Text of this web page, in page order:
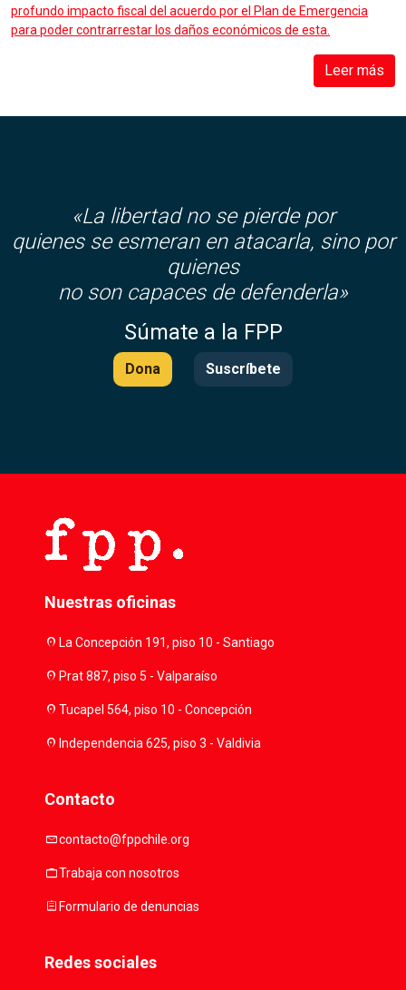
profundo impacto fiscal del acuerdo por el Plan de Emergencia
para poder contrarrestar los daños económicos de esta.
Leer más
«La libertad no se pierde por
quienes se esmeran en atacarla, sino por
quienes
no son capaces de defenderla»
Súmate a la FPP
Dona Suscríbete
Nuestras oficinas
location_onLa Concepción 191, piso 10 - Santiago
location_onPrat 887, piso 5 - Valparaíso
location_onTucapel 564, piso 10 - Concepción
location_onIndependencia 625, piso 3 - Valdivia
Contacto
mailcontacto@fppchile.org
workTrabaja con nosotros
assignmentFormulario de denuncias
Redes sociales